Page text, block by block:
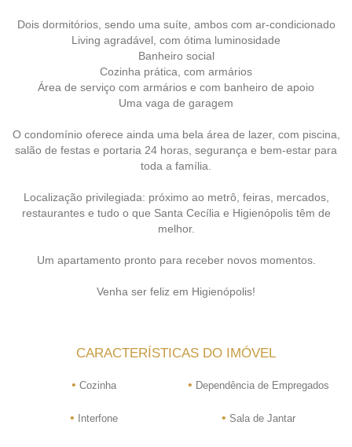
Dois dormitórios, sendo uma suíte, ambos com ar-condicionado
Living agradável, com ótima luminosidade
Banheiro social
Cozinha prática, com armários
Área de serviço com armários e com banheiro de apoio
Uma vaga de garagem
O condomínio oferece ainda uma bela área de lazer, com piscina,
salão de festas e portaria 24 horas, segurança e bem-estar para
toda a família.
Localização privilegiada: próximo ao metrô, feiras, mercados,
restaurantes e tudo o que Santa Cecília e Higienópolis têm de
melhor.
Um apartamento pronto para receber novos momentos.
Venha ser feliz em Higienópolis!
CARACTERÍSTICAS DO IMÓVEL
• Cozinha • Dependência de Empregados
• Interfone • Sala de Jantar